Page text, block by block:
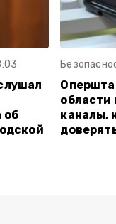
об
области
каналы,